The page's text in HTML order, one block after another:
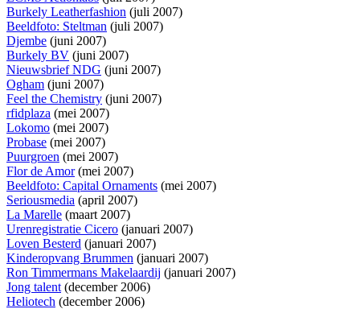
Burkely Leatherfashion (juli 2007)
Beeldfoto: Steltman (juli 2007)
Djembe (juni 2007)
Burkely BV (juni 2007)
Nieuwsbrief NDG (juni 2007)
Ogham (juni 2007)
Feel the Chemistry (juni 2007)
rfidplaza (mei 2007)
Lokomo (mei 2007)
Probase (mei 2007)
Puurgroen (mei 2007)
Flor de Amor(mei 2007)
Beeldfoto: Capital Ornaments (mei 2007)
Seriousmedia (april 2007)
La Marelle (maart 2007)
Urenregistratie Cicero (januari 2007)
Loven Besterd (januari 2007)
Kinderopvang Brummen (januari 2007)
Ron Timmermans Makelaardij (januari 2007)
Jong talent(december 2006)
Heliotech (december 2006)